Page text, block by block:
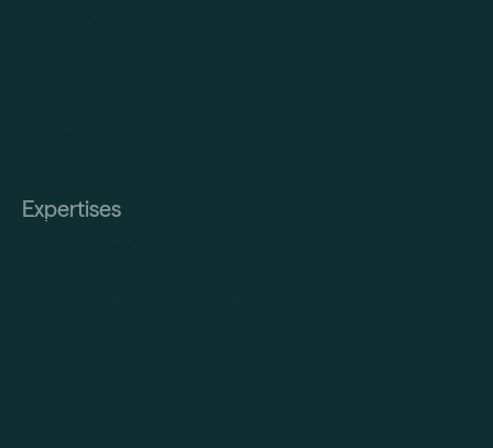
Expertises